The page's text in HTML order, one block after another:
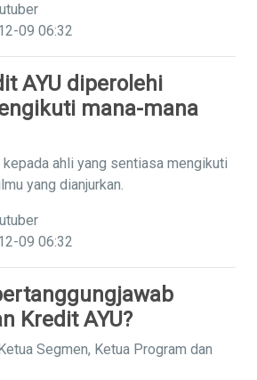
09 06:32
AYU diperolehi
mana-mana
ahli yang sentiasa mengikuti
yang dianjurkan.
09 06:32
Kredit AYU?
Segmen, Ketua Program dan